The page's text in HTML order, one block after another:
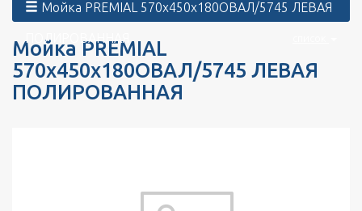
ПОЛИРОВАННАЯ
Мойка PREMIAL
570х450х180ОВАЛ/5745 ЛЕВАЯ
ПОЛИРОВАННАЯ